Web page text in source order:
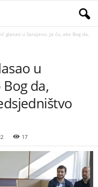
glasao u Sarajevu: Ja ću, ako Bog da,
u
Bog da,
17